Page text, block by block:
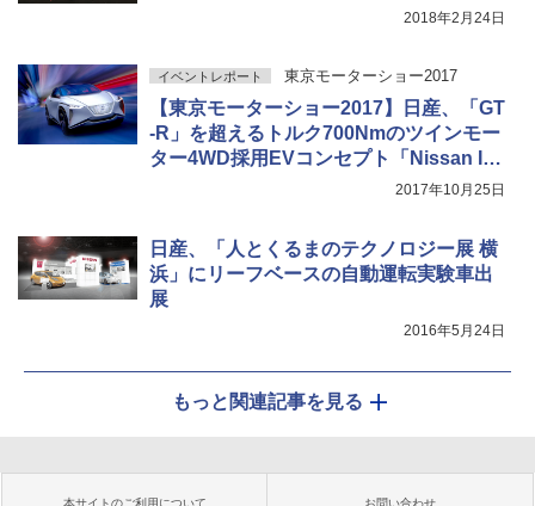
2018年2月24日
イベントレポート 東京モーターショー2017
【東京モーターショー2017】日産、「GT
-R」を超えるトルク700Nmのツインモー
ター4WD採用EVコンセプト「Nissan IM
2017年10月25日
日産、「人とくるまのテクノロジー展 横
浜」にリーフベースの自動運転実験車出
展
2016年5月24日
もっと関連記事を見る
本サイトのご利用について お問い合わせ